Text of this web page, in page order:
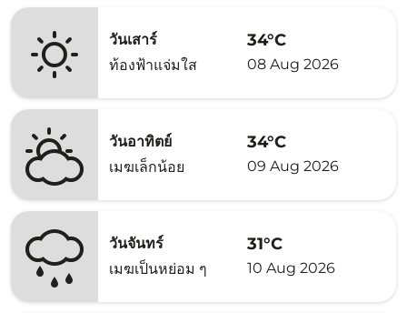
วันเสาร์
ท้องฟ้าแจ่มใส
34°C
08 Aug 2026
วันอาทิตย์
เมฆเล็กน้อย
34°C
09 Aug 2026
วันจันทร์
เมฆเป็นหย่อม ๆ
31°C
10 Aug 2026